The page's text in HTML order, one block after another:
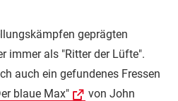
geprägten
immer als "Ritter der Lüfte".
auch ein gefundenes Fressen
blaue Max"
von John